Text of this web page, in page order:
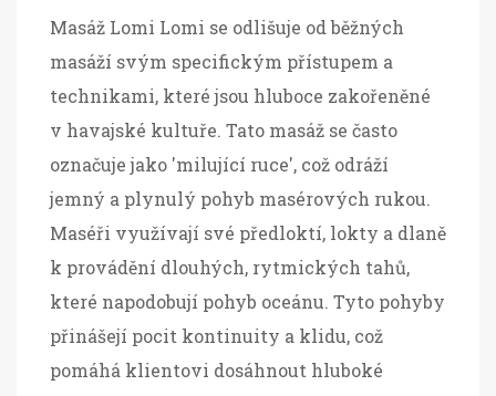
Masáž Lomi Lomi se odlišuje od běžných
masáží svým specifickým přístupem a
technikami, které jsou hluboce zakořeněné
v havajské kultuře. Tato masáž se často
označuje jako 'milující ruce', což odráží
jemný a plynulý pohyb masérových rukou.
Maséři využívají své předloktí, lokty a dlaně
k provádění dlouhých, rytmických tahů,
které napodobují pohyb oceánu. Tyto pohyby
přinášejí pocit kontinuity a klidu, což
pomáhá klientovi dosáhnout hluboké